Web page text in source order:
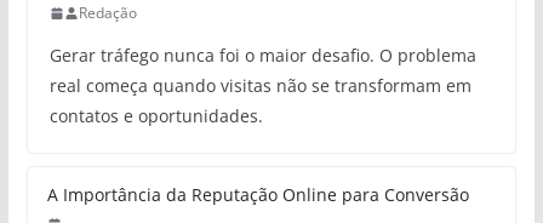
Redação
Gerar tráfego nunca foi o maior desafio. O problema
real começa quando visitas não se transformam em
contatos e oportunidades.
A Importância da Reputação Online para Conversão